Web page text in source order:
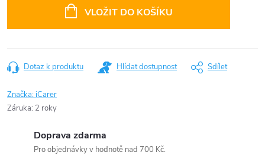
VLOŽIT DO KOŠÍKU
Dotaz k produktu Hlídat dostupnost Sdílet
Značka:iCarer
Záruka: 2 roky
Doprava zdarma
Pro objednávky v hodnotě nad 700 Kč.